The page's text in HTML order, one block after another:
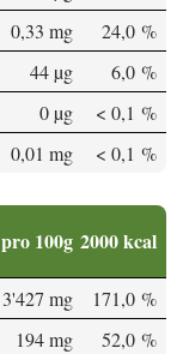
0,33 mg
24,0 %
44 µg
6,0 %
0 µg
< 0,1 %
0,01 mg < 0,1 %
pro 100g 2000 kcal
3'427 mg
171,0 %
194 mg
52,0 %